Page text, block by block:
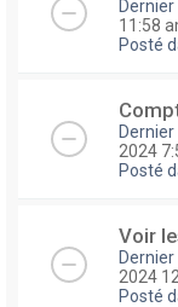
11:58
Posté
2024
Posté
Voir
2024
Posté